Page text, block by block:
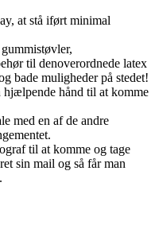
at stå iført minimal
til denoverordnede latex
bade muligheder på stedet!
hånd til at komme
med en af de andre
til at komme og tage
sin mail og så får man